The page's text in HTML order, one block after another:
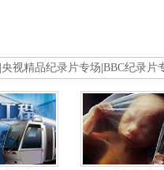
央视精品纪录片专场 BBC纪录片